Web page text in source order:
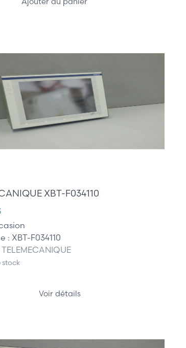
XBT-F034110
: XBT-F034110
TELEMECANIQUE
stock
Voir détails